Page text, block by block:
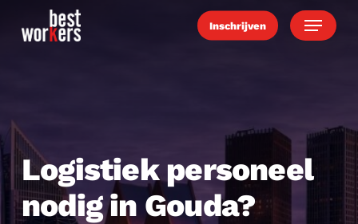
Inschrijven Menu
Logistiek personeel
nodig in Gouda?